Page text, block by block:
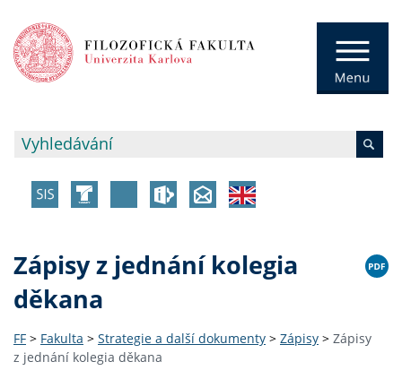
Zápisy z jednání kolegia
děkana
FF > Fakulta > Strategie a další dokumenty > Zápisy > Zápisy
z jednání kolegia děkana